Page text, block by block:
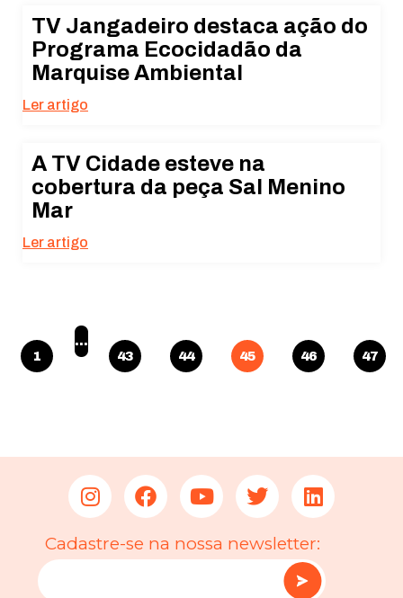
TV Jangadeiro destaca ação do
Programa Ecocidadão da
Marquise Ambiental
Ler artigo
A TV Cidade esteve na
cobertura da peça Sal Menino
Mar
Ler artigo
1
…
43
44 45 46 47
Cadastre-se na nossa newsletter: